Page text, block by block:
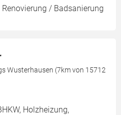
/ Badsanierung
Wusterhausen (7km von 15712
Holzheizung,